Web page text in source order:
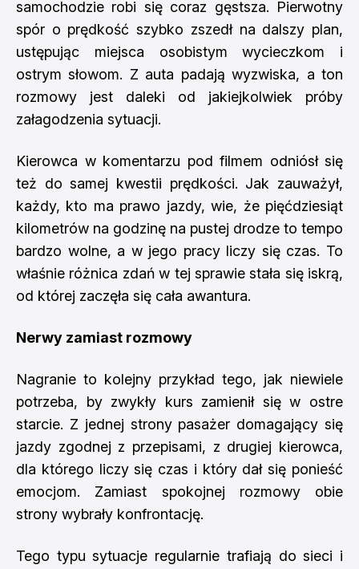
samochodzie robi się coraz gęstsza. Pierwotny
spór o prędkość szybko zszedł na dalszy plan,
ustępując miejsca osobistym wycieczkom i
ostrym słowom. Z auta padają wyzwiska, a ton
rozmowy jest daleki od jakiejkolwiek próby
załagodzenia sytuacji.
Kierowca w komentarzu pod filmem odniósł się
też do samej kwestii prędkości. Jak zauważył,
każdy, kto ma prawo jazdy, wie, że pięćdziesiąt
kilometrów na godzinę na pustej drodze to tempo
bardzo wolne, a w jego pracy liczy się czas. To
właśnie różnica zdań w tej sprawie stała się iskrą,
od której zaczęła się cała awantura.
Nerwy zamiast rozmowy
Nagranie to kolejny przykład tego, jak niewiele
potrzeba, by zwykły kurs zamienił się w ostre
starcie. Z jednej strony pasażer domagający się
jazdy zgodnej z przepisami, z drugiej kierowca,
dla którego liczy się czas i który dał się ponieść
emocjom. Zamiast spokojnej rozmowy obie
strony wybrały konfrontację.
Tego typu sytuacje regularnie trafiają do sieci i